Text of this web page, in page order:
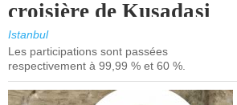
croisière de Kusadasi
et de Lisbonne.
Istanbul
Les participations sont passées
respectivement à 99,99 % et 60 %.